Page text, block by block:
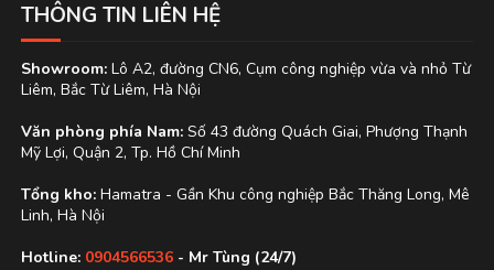
THÔNG TIN LIÊN HỆ
Showroom: Lô A2, đường CN6, Cụm công nghiệp vừa và nhỏ Từ
Liêm, Bắc Từ Liêm, Hà Nội
Văn phòng phía Nam:Số 43 đường Quách Giai, Phượng Thạnh
Mỹ Lợi, Quận 2, Tp. Hồ Chí Minh
Tổng kho: Hamatra - Gần Khu công nghiệp Bắc Thăng Long, Mê
Linh, Hà Nội
Hotline: 0904566536 - Mr Tùng (24/7)